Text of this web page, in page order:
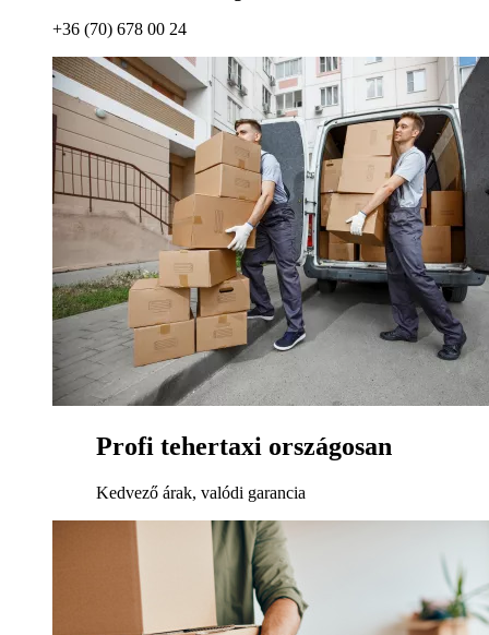
+36 (70) 678 00 24
Profi tehertaxi országosan
Kedvező árak, valódi garancia